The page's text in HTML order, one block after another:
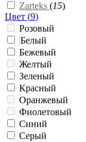
Zarteks (15)
Цвет (9)
Розовый
Белый
Бежевый
Желтый
Зеленый
Красный
Оранжевый
Фиолетовый
Синий
Серый